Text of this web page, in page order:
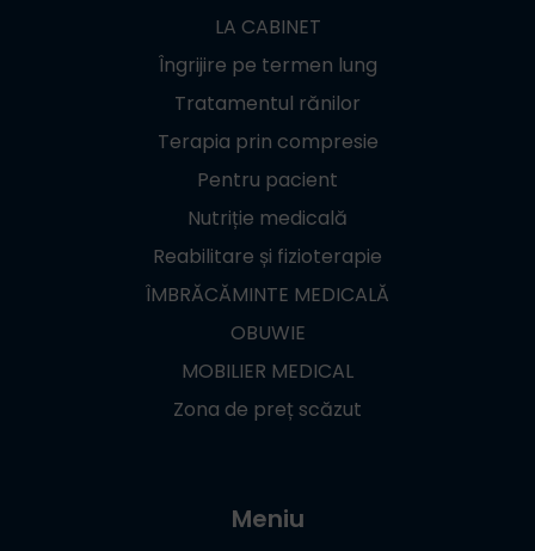
LA CABINET
Îngrijire pe termen lung
Tratamentul rănilor
Terapia prin compresie
Pentru pacient
Nutriție medicală
Reabilitare și fizioterapie
ÎMBRĂCĂMINTE MEDICALĂ
OBUWIE
MOBILIER MEDICAL
Zona de preț scăzut
Meniu